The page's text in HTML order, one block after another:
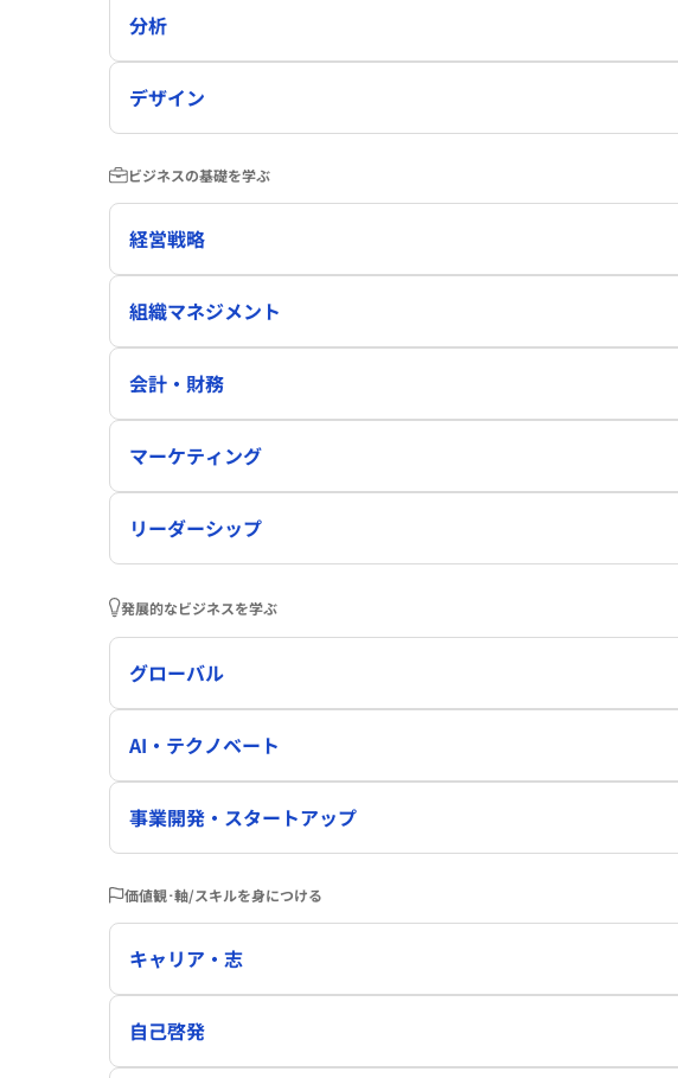
分析
デザイン
ビジネスの基礎を学ぶ
経営戦略
組織マネジメント
会計・財務
マーケティング
リーダーシップ
発展的なビジネスを学ぶ
グローバル
AI・テクノベート
事業開発・スタートアップ
価値観･軸/スキルを身につける
キャリア・志
自己啓発